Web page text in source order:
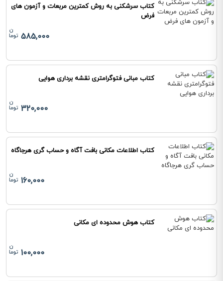
کتاب سرشکنی به روش کمترین مربعات و آزمون های
فرض
585,000
کتاب مبانی فتوگرامتری نقشه برداری هوایی
320,000
کتاب اطلاعات مکانی بافت آگاه و حساب گری هرجاگاه
160,000
کتاب هوش محدوده ای مکانی
100,000